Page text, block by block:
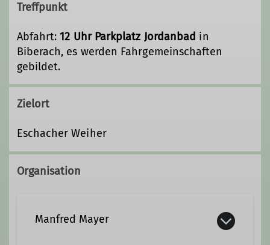
Treffpunkt
Abfahrt:12 Uhr Parkplatz Jordanbad in
Biberach, es werden Fahrgemeinschaften
gebildet.
Zielort
Eschacher Weiher
Organisation
Manfred Mayer